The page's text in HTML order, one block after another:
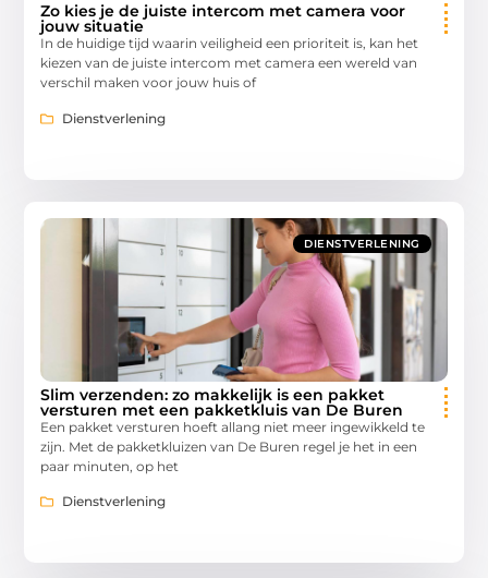
Zo kies je de juiste intercom met camera voor
jouw situatie
In de huidige tijd waarin veiligheid een prioriteit is, kan het
kiezen van de juiste intercom met camera een wereld van
verschil maken voor jouw huis of
Dienstverlening
DIENSTVERLENING
Slim verzenden: zo makkelijk is een pakket
versturen met een pakketkluis van De Buren
Een pakket versturen hoeft allang niet meer ingewikkeld te
zijn. Met de pakketkluizen van De Buren regel je het in een
paar minuten, op het
Dienstverlening